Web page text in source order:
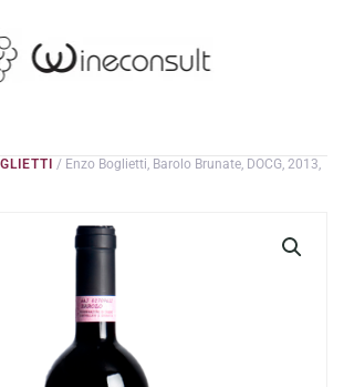
/ Enzo Boglietti, Barolo Brunate, DOCG, 2013,